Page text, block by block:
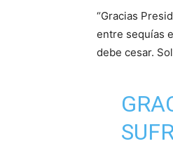
“Gracias
entre sequías
debe cesar.